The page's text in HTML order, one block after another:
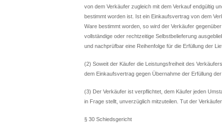
von dem Verkäufer zugleich mit dem Verkauf endgültig
bestimmt worden ist. Ist ein Einkaufsvertrag von dem
Ware bestimmt worden, so wird der Verkäufer
vollständige oder rechtzeitige Selbstbelieferung
und nachprüfbar eine Reihenfolge für die Erfüllung der
(2) Soweit der Käufer die Leistungsfreiheit des
dem Einkaufsvertrag gegen Übernahme der Erfüllung
(3) Der Verkäufer ist verpflichtet, dem Käufer jeden
in Frage stellt, unverzüglich mitzuteilen. Tut der
§ 30 Schiedsgericht